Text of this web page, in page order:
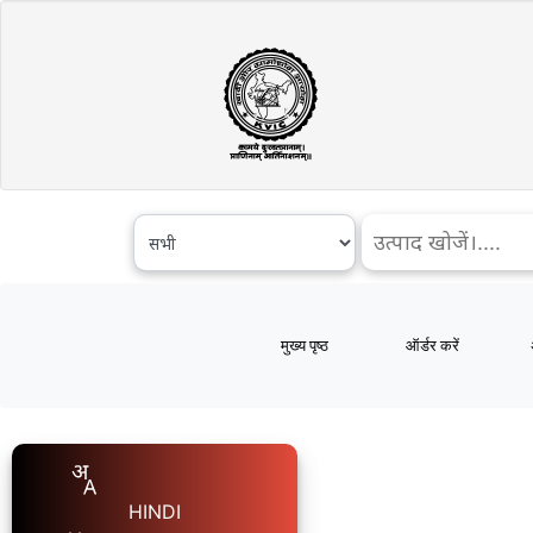
मुख्य पृष्ठ ऑर्डर करें
HINDI